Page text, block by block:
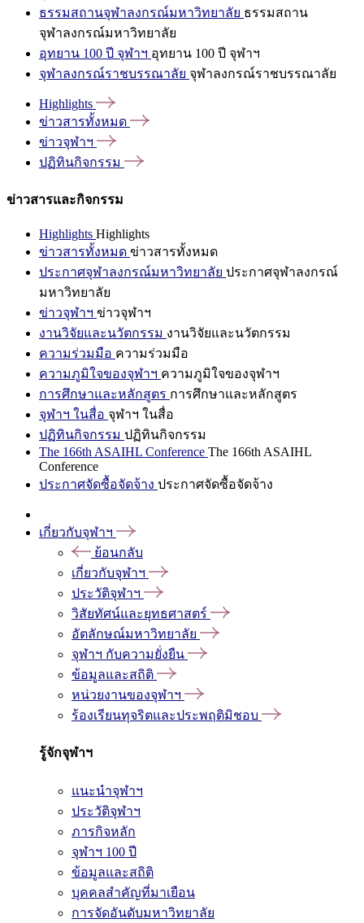
ธรรมสถานจุฬาลงกรณ์มหาวิทยาลัย ธรรมสถาน
จุฬาลงกรณ์มหาวิทยาลัย
อุทยาน 100 ปี จุฬาฯ อุทยาน 100 ปี จุฬาฯ
จุฬาลงกรณ์ราชบรรณาลัย จุฬาลงกรณ์ราชบรรณาลัย
Highlights
ข่าวสารทั้งหมด
ข่าวจุฬาฯ
ปฏิทินกิจกรรม
ข่าวสารและกิจกรรม
Highlights Highlights
ข่าวสารทั้งหมด ข่าวสารทั้งหมด
ประกาศจุฬาลงกรณ์มหาวิทยาลัย ประกาศจุฬาลงกรณ์
มหาวิทยาลัย
ข่าวจุฬาฯ ข่าวจุฬาฯ
งานวิจัยและนวัตกรรม งานวิจัยและนวัตกรรม
ความร่วมมือ ความร่วมมือ
ความภูมิใจของจุฬาฯ ความภูมิใจของจุฬาฯ
การศึกษาและหลักสูตร การศึกษาและหลักสูตร
จุฬาฯ ในสื่อ จุฬาฯ ในสื่อ
ปฏิทินกิจกรรม ปฏิทินกิจกรรม
The 166th ASAIHL Conference The 166th ASAIHL
Conference
ประกาศจัดซื้อจัดจ้าง ประกาศจัดซื้อจัดจ้าง
เกี่ยวกับจุฬาฯ
ย้อนกลับ
เกี่ยวกับจุฬาฯ
ประวัติจุฬาฯ
วิสัยทัศน์และยุทธศาสตร์
อัตลักษณ์มหาวิทยาลัย
จุฬาฯ กับความยั่งยืน
ข้อมูลและสถิติ
หน่วยงานของจุฬาฯ
ร้องเรียนทุจริตและประพฤติมิชอบ
รู้จักจุฬาฯ
แนะนำจุฬาฯ
ประวัติจุฬาฯ
ภารกิจหลัก
จุฬาฯ 100 ปี
ข้อมูลและสถิติ
บุคคลสำคัญที่มาเยือน
การจัดอันดับมหาวิทยาลัย